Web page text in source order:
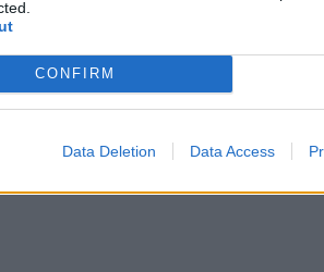
CONFIRM
Data Deletion Data Access
κρυμμένο ίχνος στο